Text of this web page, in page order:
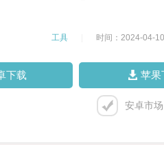
工具 时间：2024-04-10
下载 苹果
安卓市